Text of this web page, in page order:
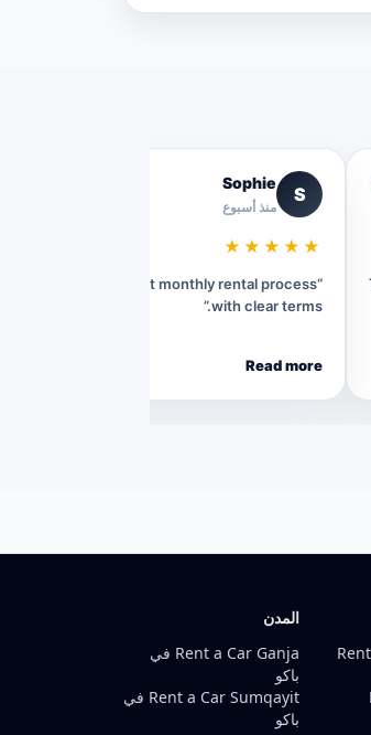
S
Sophie
منذ أسبوع
★★★★★
“Very convenient monthly rental process
with clear terms.”
Read more
المدن
Rent a Car Ganja في
باكو
Rent a Car Sumqayit في
باكو